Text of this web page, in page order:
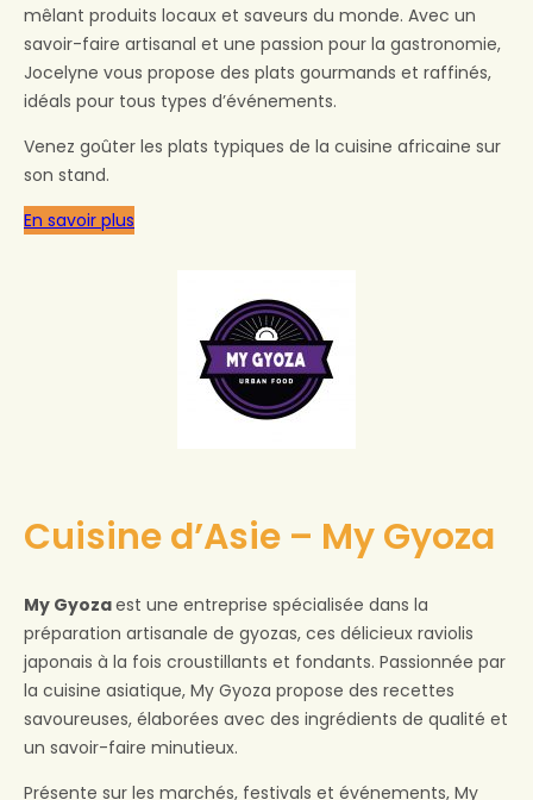
mêlant produits locaux et saveurs du monde. Avec un
savoir-faire artisanal et une passion pour la gastronomie,
Jocelyne vous propose des plats gourmands et raffinés,
idéals pour tous types d’événements.
Venez goûter les plats typiques de la cuisine africaine sur
son stand.
En savoir plus
Cuisine d’Asie – My Gyoza
My Gyozaest une entreprise spécialisée dans la
préparation artisanale de gyozas, ces délicieux raviolis
japonais à la fois croustillants et fondants. Passionnée par
la cuisine asiatique, My Gyoza propose des recettes
savoureuses, élaborées avec des ingrédients de qualité et
un savoir-faire minutieux.
Présente sur les marchés, festivals et événements, My